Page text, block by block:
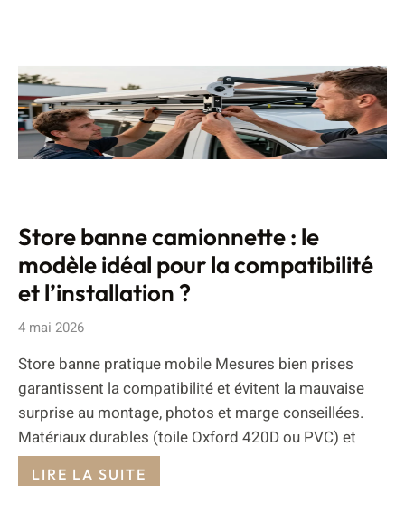
Store banne camionnette : le
modèle idéal pour la compatibilité
et l’installation ?
4 mai 2026
Store banne pratique mobile Mesures bien prises
garantissent la compatibilité et évitent la mauvaise
surprise au montage, photos et marge conseillées.
Matériaux durables (toile Oxford 420D ou PVC) et
LIRE LA SUITE